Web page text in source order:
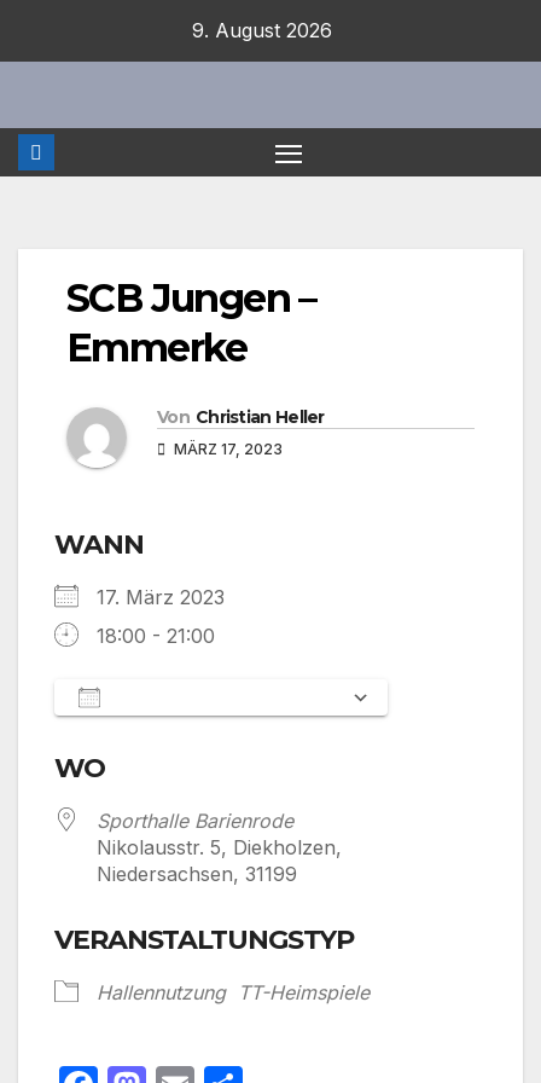
9. August 2026
SCB Jungen –
Emmerke
Von Christian Heller
MÄRZ 17, 2023
WANN
17. März 2023
18:00 - 21:00
WO
Sporthalle Barienrode
Nikolausstr. 5, Diekholzen,
Niedersachsen, 31199
VERANSTALTUNGSTYP
Hallennutzung TT-Heimspiele